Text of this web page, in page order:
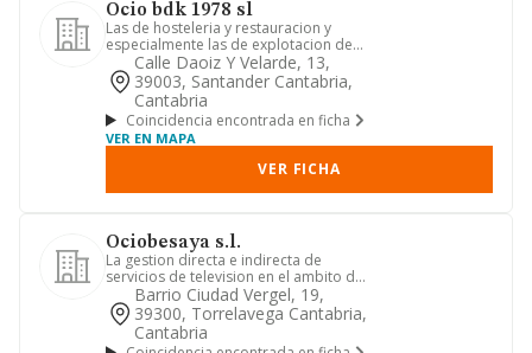
Ocio bdk 1978 sl
Las de hosteleria y restauracion y
especialmente las de explotacion de
bares y pub, restaurantes y ...
Calle Daoiz Y Velarde, 13,
39003, Santander Cantabria,
Cantabria
Coincidencia encontrada en ficha
VER EN MAPA
VER FICHA
Ociobesaya s.l.
La gestion directa e indirecta de
servicios de television en el ambito de
la comunidad autonoma de ...
Barrio Ciudad Vergel, 19,
39300, Torrelavega Cantabria,
Cantabria